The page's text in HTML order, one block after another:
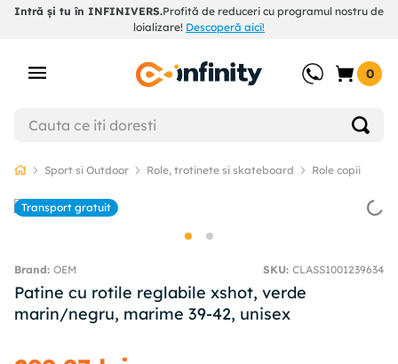
Intră și tu în INFINIVERS.Profită de reduceri cu programul nostru de
loializare! Descoperă aici!
0
Sport si Outdoor Role, trotinete si skateboard Role copii
Transport gratuit
OEM SKU: CLASS1001239634
Patine cu rotile reglabile xshot, verde
marin/negru, marime 39-42, unisex